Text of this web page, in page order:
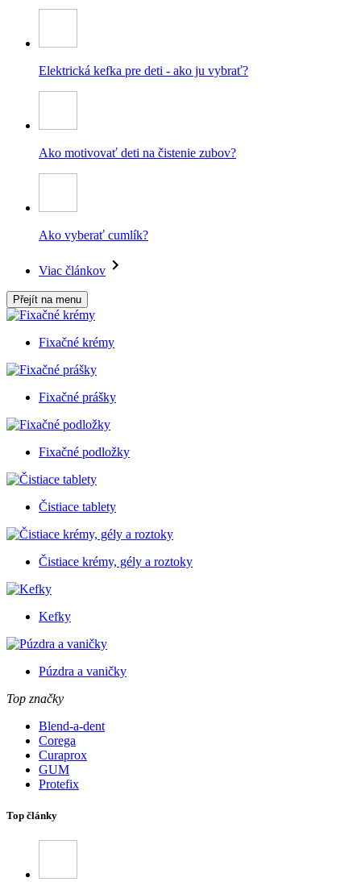
Elektrická kefka pre deti - ako ju vybrať?
Ako motivovať deti na čistenie zubov?
Ako vyberať cumlík?
Viac článkov
Přejít na menu
Fixačné krémy
Fixačné prášky
Fixačné podložky
Čistiace tablety
Čistiace krémy, gély a roztoky
Kefky
Púzdra a vaničky
Top značky
Blend-a-dent
Corega
Curaprox
GUM
Protefix
Top články